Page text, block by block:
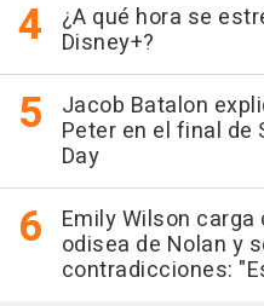
¿A qué hora se
Disney+?
Jacob Batalon
Peter en el final de
Day
Emily Wilson
odisea de Nolan y
contradicciones: